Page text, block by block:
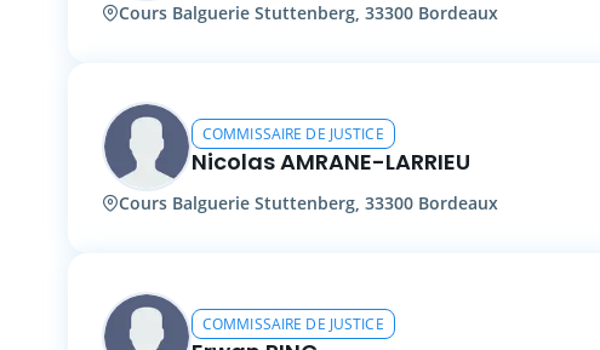
Cours Balguerie Stuttenberg, 33300 Bordeaux
COMMISSAIRE DE JUSTICE
Nicolas AMRANE-LARRIEU
Cours Balguerie Stuttenberg, 33300 Bordeaux
COMMISSAIRE DE JUSTICE